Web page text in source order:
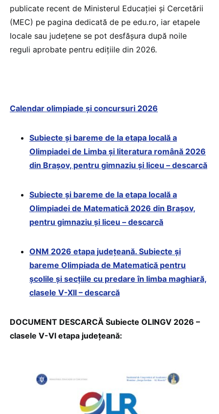
publicate recent de Ministerul Educației și Cercetării
(MEC) pe pagina dedicată de pe edu.ro, iar etapele
locale sau județene se pot desfășura după noile
reguli aprobate pentru edițiile din 2026.
Calendar olimpiade și concursuri 2026
Subiecte și bareme de la etapa locală a
Olimpiadei de Limba și literatura română 2026
din Brașov, pentru gimnaziu și liceu – descarcă
Subiecte și bareme de la etapa locală a
Olimpiadei de Matematică 2026 din Brașov,
pentru gimnaziu și liceu – descarcă
ONM 2026 etapa județeană. Subiecte și
bareme Olimpiada de Matematică pentru
școlile și secțiile cu predare în limba maghiară,
clasele V-XII – descarcă
DOCUMENT DESCARCĂ Subiecte OLINGV 2026 –
clasele V-VI etapa județeană: